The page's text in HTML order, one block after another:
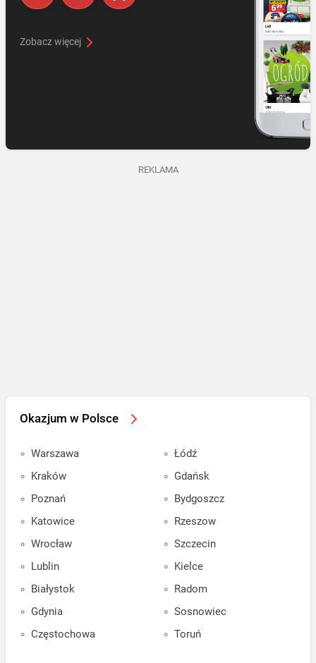
Zobacz więcej
REKLAMA
Okazjum w Polsce
Warszawa
Kraków
Poznań
Katowice
Wrocław
Lublin
Białystok
Gdynia
Częstochowa
Łódź
Gdańsk
Bydgoszcz
Rzeszow
Szczecin
Kielce
Radom
Sosnowiec
Toruń